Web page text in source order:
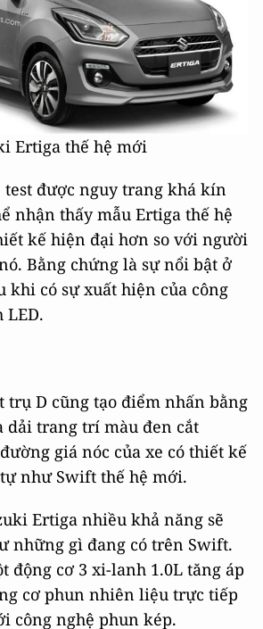
Ertiga thế hệ mới
test được nguy trang khá kín
nhận thấy mẫu Ertiga thế hệ
kế hiện đại hơn so với người
Bằng chứng là sự nổi bật ở
khi có sự xuất hiện của công
LED.
trụ D cũng tạo điểm nhấn bằng
dải trang trí màu đen cắt
giá nóc của xe có thiết kế
như Swift thế hệ mới.
Ertiga nhiều khả năng sẽ
những gì đang có trên Swift.
động cơ 3 xi-lanh 1.0L tăng áp
cơ phun nhiên liệu trực tiếp
công nghệ phun kép.